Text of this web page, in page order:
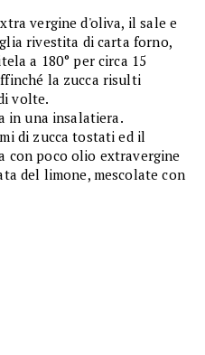
vergine d'oliva, il sale e
rivestita di carta forno,
a 180° per circa 15
la zucca risulti
volte.
in una insalatiera.
di zucca tostati ed il
con poco olio extravergine
del limone, mescolate con